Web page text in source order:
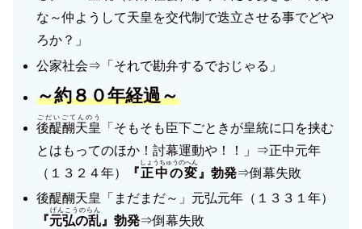
な～仲ようして天皇を交代制で迭立させる事でどや
ろか？」
公家社会⇒「それで勘弁するでおじゃる」
～約８０年経過～
後醍醐天皇
ごだいごてんのう
「そもそも臣下ごときが皇統に口を挟む
とはもってのほか！討幕運動や！！」⇒正中元年
（１３２４年）
『正中の変
しょうちゅうのへん
』勃発⇒倒幕失敗
後醍醐天皇「まだまだ～」元弘元年（１３３１年）
『元弘の乱
げんこうのらん
』勃発⇒倒幕失敗